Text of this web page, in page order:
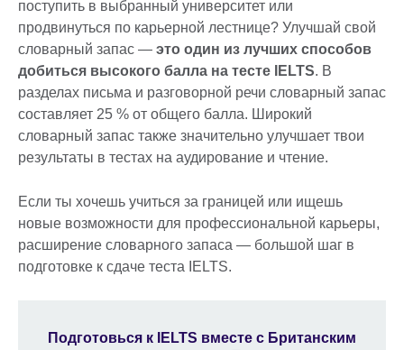
поступить в выбранный университет или
продвинуться по карьерной лестнице? Улучшай свой
словарный запас — это один из лучших способов
добиться высокого балла на тесте IELTS. В
разделах письма и разговорной речи словарный запас
составляет 25 % от общего балла. Широкий
словарный запас также значительно улучшает твои
результаты в тестах на аудирование и чтение.
Если ты хочешь учиться за границей или ищешь
новые возможности для профессиональной карьеры,
расширение словарного запаса — большой шаг в
подготовке к сдаче теста IELTS.
Подготовься к IELTS вместе с Британским